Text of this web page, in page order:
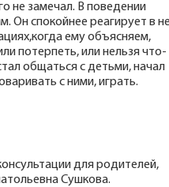
не замечал. В поведении
Он спокойнее реагирует в
ему объясняем,
потерпеть, или нельзя что-
общаться с детьми, начал
с ними, играть.
для родителей,
Сушкова.